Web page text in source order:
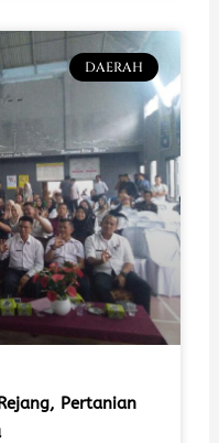
DAERAH
Pertanian